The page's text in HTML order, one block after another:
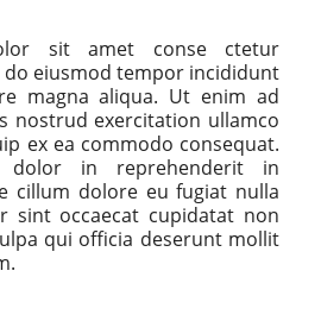
sit amet conse ctetur
do eiusmod tempor incididunt
magna aliqua. Ut enim ad
nostrud exercitation ullamco
ex ea commodo consequat.
in reprehenderit in
cillum dolore eu fugiat nulla
sint occaecat cupidatat non
qui officia deserunt mollit